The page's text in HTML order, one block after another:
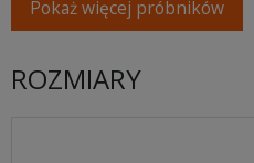
Pokaż więcej próbników
ROZMIARY